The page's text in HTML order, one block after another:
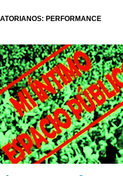
PERFORMANCE